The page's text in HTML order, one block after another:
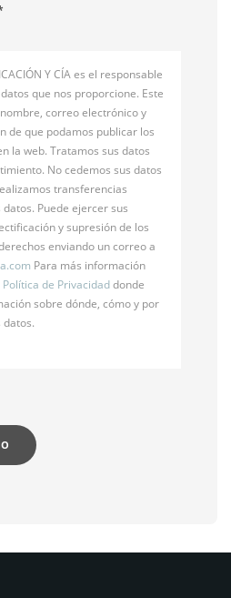
Y CÍA es el responsable
que nos proporcione. Este
correo electrónico y
de que podamos publicar los
la web. Tratamos sus datos
No cedemos sus datos
transferencias
Puede ejercer sus
y supresión de los
enviando un correo a
Para más información
Política de Privacidaddonde
sobre dónde, cómo y por
datos.